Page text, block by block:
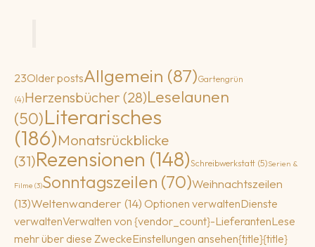
23Older postsAllgemein (87)Gartengrün
(4)Herzensbücher (28)Leselaunen
(50)Literarisches
(186)Monatsrückblicke
(31)Rezensionen (148)Schreibwerkstatt (5)Serien &
Filme (3)Sonntagszeilen (70)Weihnachtszeilen
(13)Weltenwanderer (14) Optionen verwaltenDienste
verwaltenVerwalten von {vendor_count}-LieferantenLese
mehr über diese ZweckeEinstellungen ansehen{title}{title}